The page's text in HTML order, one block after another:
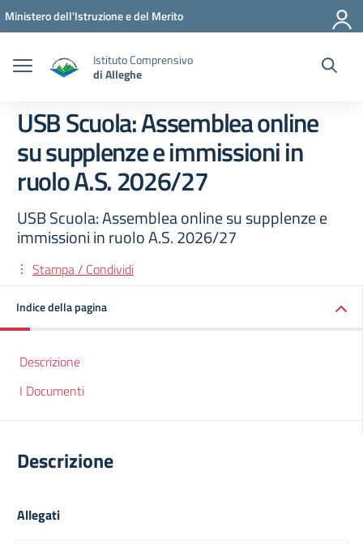
Vai ai contenuti
Vai al menu di navigazione
Vai al footer
Ministero dell'Istruzione e del Merito
Istituto Comprensivo
di Alleghe
USB Scuola: Assemblea online
su supplenze e immissioni in
ruolo A.S. 2026/27
USB Scuola: Assemblea online su supplenze e
immissioni in ruolo A.S. 2026/27
Stampa / Condividi
Indice della pagina
Descrizione
I Documenti
Descrizione
Allegati